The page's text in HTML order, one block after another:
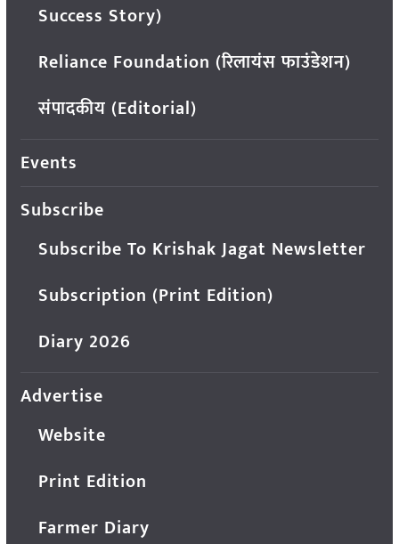
Success Story)
Reliance Foundation (रिलायंस फाउंडेशन)
संपादकीय (Editorial)
Events
Subscribe
Subscribe To Krishak Jagat Newsletter
Subscription (Print Edition)
Diary 2026
Advertise
Website
Print Edition
Farmer Diary